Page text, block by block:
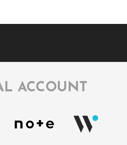
ACCOUNT